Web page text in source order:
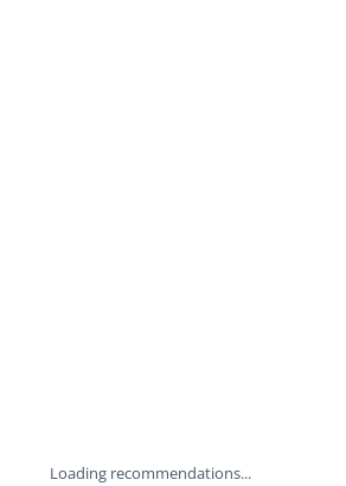
Loading recommendations...